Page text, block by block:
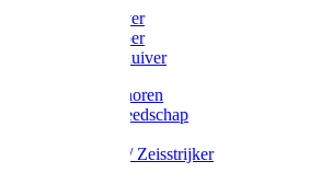
Mestschuiver
Mestschraper
Sneeuwschuiver
Zeis toebehoren
Baggergereedschap
Wetstenen / Zeisstrijker